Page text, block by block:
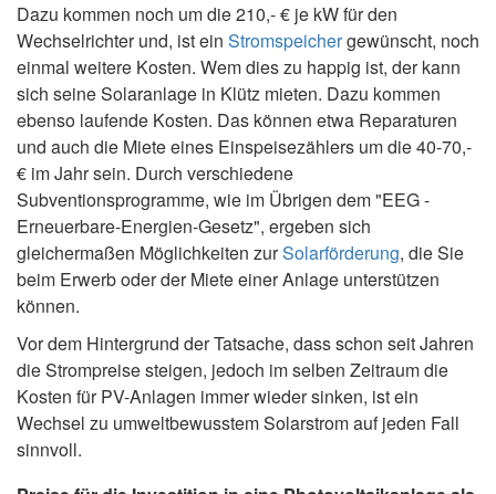
Dazu kommen noch um die 210,- € je kW für den
Wechselrichter und, ist ein Stromspeichergewünscht, noch
einmal weitere Kosten. Wem dies zu happig ist, der kann
sich seine Solaranlage in Klütz mieten. Dazu kommen
ebenso laufende Kosten. Das können etwa Reparaturen
und auch die Miete eines Einspeisezählers um die 40-70,-
€ im Jahr sein. Durch verschiedene
Subventionsprogramme, wie im Übrigen dem "EEG -
Erneuerbare-Energien-Gesetz", ergeben sich
gleichermaßen Möglichkeiten zurSolarförderung, die Sie
beim Erwerb oder der Miete einer Anlage unterstützen
können.
Vor dem Hintergrund der Tatsache, dass schon seit Jahren
die Strompreise steigen, jedoch im selben Zeitraum die
Kosten für PV-Anlagen immer wieder sinken, ist ein
Wechsel zu umweltbewusstem Solarstrom auf jeden Fall
sinnvoll.